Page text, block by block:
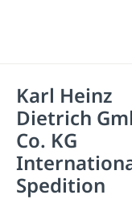
Karl Heinz
Dietrich
Co. KG
Spedition